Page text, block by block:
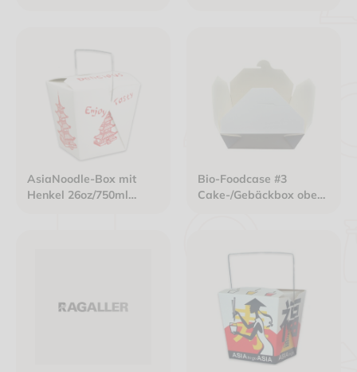
AsiaNoodle-Box mit
Henkel 26oz/750ml
Bio-Foodcase #3
Cake-/Gebäckbox oben: